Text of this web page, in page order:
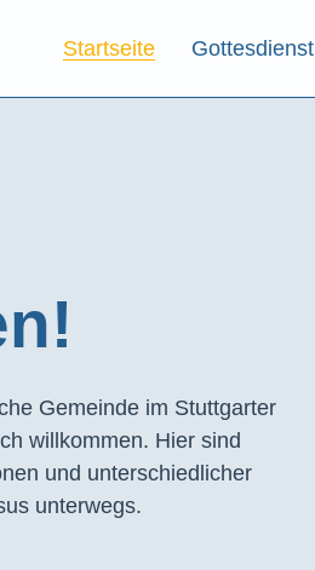
Startseite Gottesdienst
Gemeinde im Stuttgarter
willkommen. Hier sind
und unterschiedlicher
unterwegs.